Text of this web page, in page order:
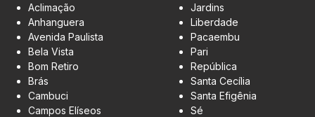
Aclimação
Anhanguera
Avenida Paulista
Bela Vista
Bom Retiro
Brás
Cambuci
Campos Elíseos
Jardins
Liberdade
Pacaembu
Pari
República
Santa Cecília
Santa Efigênia
Sé